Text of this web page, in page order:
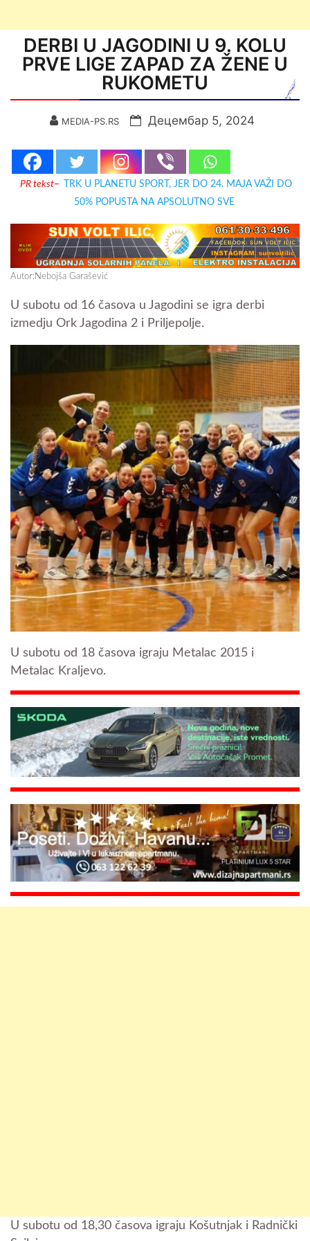
DERBI U JAGODINI U 9. KOLU
PRVE LIGE ZAPAD ZA ŽENE U
RUKOMETU
MEDIA-PS.RS Децембар 5, 2024
PR tekst–
TRK U PLANETU SPORT, JER DO 24. MAJA VAŽI DO
50% POPUSTA NA APSOLUTNO SVE
Autor:Nebojša Garašević
U subotu od 16 časova u Jagodini se igra derbi
izmedju Ork Jagodina 2 i Priljepolje.
U subotu od 18 časova igraju Metalac 2015 i
Metalac Kraljevo.
U subotu od 18,30 časova igraju Košutnjak i Radnički